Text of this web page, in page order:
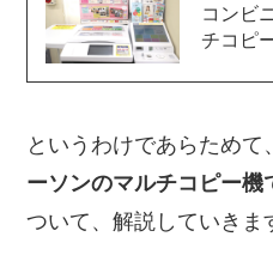
コンビ
チコピ
というわけであらためて、
ーソンのマルチコピー機
ついて、解説していきま